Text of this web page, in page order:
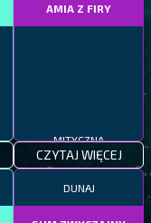
AMIA Z FIRY
MITYCZNA
CZYTAJ WIĘCEJ
DUNAJ